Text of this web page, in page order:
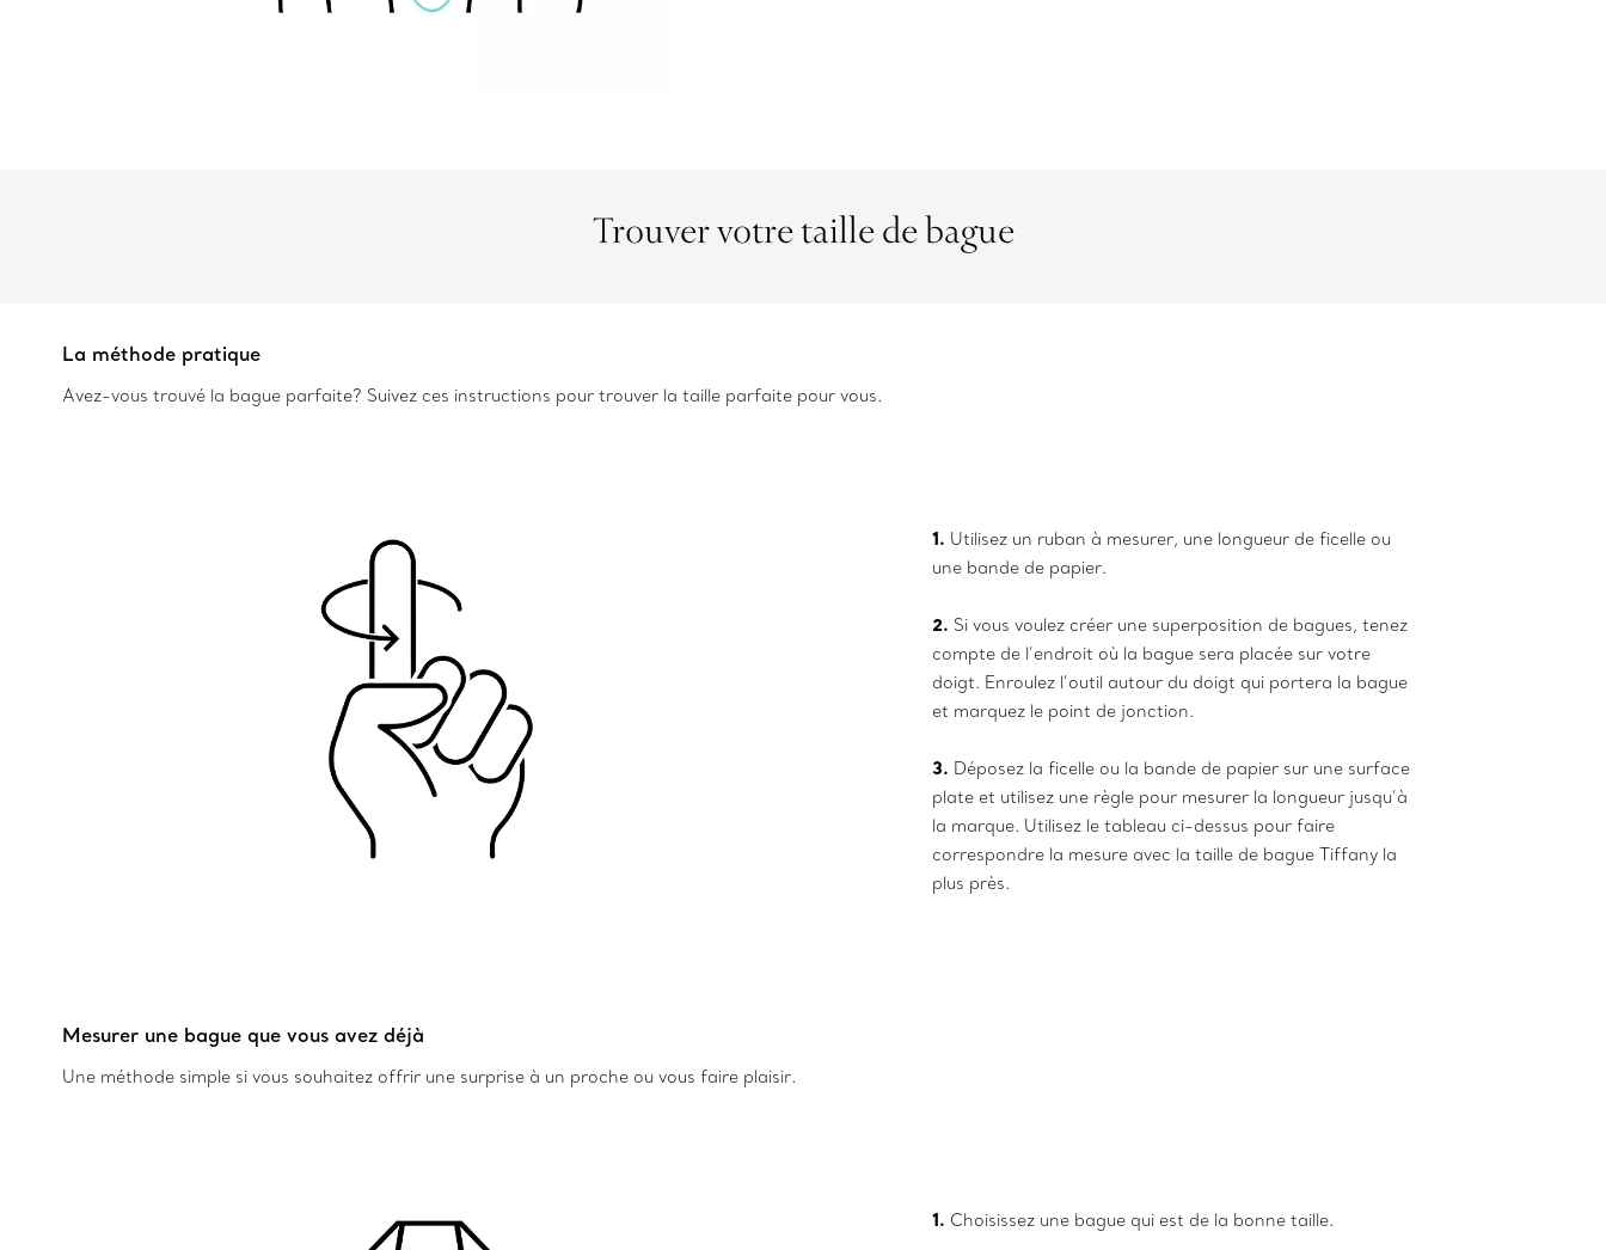
Trouver votre taille de bague
La méthode pratique
Avez-vous trouvé la bague parfaite? Suivez ces instructions pour trouver la taille parfaite pour vous.
1. Utilisez un ruban à mesurer, une longueur de ficelle ou
une bande de papier.
2. Si vous voulez créer une superposition de bagues, tenez
compte de l’endroit où la bague sera placée sur votre
doigt. Enroulez l’outil autour du doigt qui portera la bague
et marquez le point de jonction.
3. Déposez la ficelle ou la bande de papier sur une surface
plate et utilisez une règle pour mesurer la longueur jusqu’à
la marque. Utilisez le tableau ci-dessus pour faire
correspondre la mesure avec la taille de bague Tiffany la
plus près.
Mesurer une bague que vous avez déjà
Une méthode simple si vous souhaitez offrir une surprise à un proche ou vous faire plaisir.
1. Choisissez une bague qui est de la bonne taille.